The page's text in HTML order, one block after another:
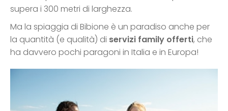
supera i 300 metri di larghezza.
Ma la spiaggia di Bibione è un paradiso anche per
la quantità (e qualità) di servizi family offerti, che
ha davvero pochi paragoni in Italia e in Europa!